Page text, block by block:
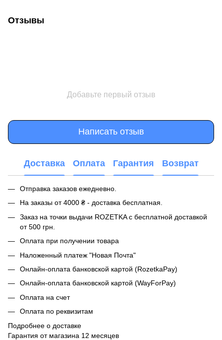
Отзывы
Добавьте первый отзыв
Написать отзыв
Доставка Оплата Гарантия Возврат
Отправка заказов ежедневно.
На заказы от 4000 ₴ - доставка бесплатная.
Заказ на точки выдачи ROZETKA с бесплатной доставкой
от 500 грн.
Оплата при получении товара
Наложенный платеж "Новая Почта"
Онлайн-оплата банковской картой (RozetkaPay)
Онлайн-оплата банковской картой (WayForPay)
Оплата на счет
Оплата по реквизитам
Подробнее о доставке
Гарантия от магазина 12 месяцев